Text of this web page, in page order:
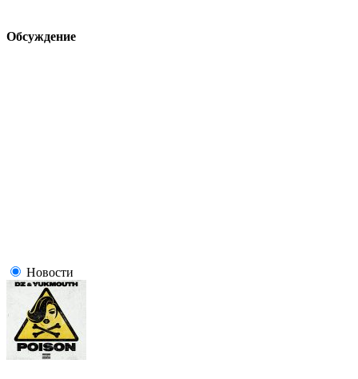
Обсуждение
Новости